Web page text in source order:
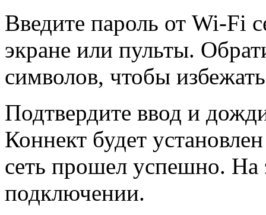
Введите пароль от Wi-Fi
экране или пульты.
символов, чтобы
Подтвердите ввод и
Коннект будет
сеть прошел успешно. На
подключении.